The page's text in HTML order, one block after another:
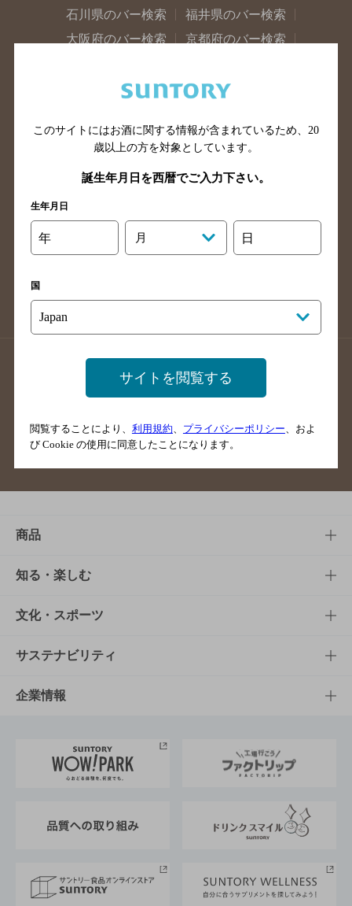
石川県のバー検索
福井県のバー検索
大阪府のバー検索
京都府のバー検索
滋賀県のバー検索
和歌山県のバー検索
山口県のバー検索
鳥取県のバー検索
香川県のバー検索
愛媛県のバー検索
高知県のバー検索
長崎県のバー検索
佐賀県のバー検索
大分県のバー検索
熊本県のバー検索
商品
商品TOP
商品一覧
商品発売情報
栄養成分一覧
知る・楽しむ
知る・楽しむTOP
キャンペーン
工場見学
地域情報
文化・スポーツ
文化・スポーツTOP
サントリーホール
サントリーサンバーズ大阪
サステナビリティ
サステナビリティTOP
サントリーが考えるサステナビリティ経営
企業情報
企業概要
採用情報
このサイトにはお酒に関する情報が含まれているため、 20
歳以上の方を対象としています。
誕生年月日を西暦でご入力下さい。
生年月日
年 月 日
国
サイトを閲覧する
閲覧することにより、 利用規約、 プライバシーポリシー、およ
び Cookie の使用に同意したことになります。